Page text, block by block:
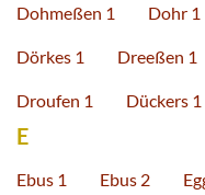
Dohmeßen 1 Dohr 1
Dörkes 1 Dreeßen 1
Droufen 1 Dückers 1
E
Ebus 1 Ebus 2